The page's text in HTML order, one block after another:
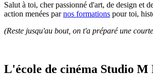
Salut à toi, cher passionné d'art, de design et
action menées parnos formations pour toi,
(Reste jusqu'au bout, on t'a préparé une
L'école de cinéma Studio